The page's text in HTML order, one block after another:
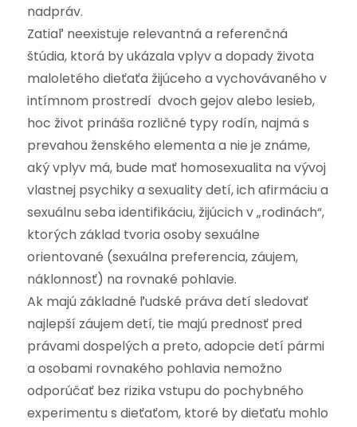
nadpráv.
Zatiaľ neexistuje relevantná a referenčná
štúdia, ktorá by ukázala vplyv a dopady života
maloletého dieťaťa žijúceho a vychovávaného v
intímnom prostredí dvoch gejov alebo lesieb,
hoc život prináša rozličné typy rodín, najmä s
prevahou ženského elementa a nie je známe,
aký vplyv má, bude mať homosexualita na vývoj
vlastnej psychiky a sexuality detí, ich afirmáciu a
sexuálnu seba identifikáciu, žijúcich v „rodinách“,
ktorých základ tvoria osoby sexuálne
orientované (sexuálna preferencia, záujem,
náklonnosť) na rovnaké pohlavie.
Ak majú základné ľudské práva detí sledovať
najlepší záujem detí, tie majú prednosť pred
právami dospelých a preto, adopcie detí pármi
a osobami rovnakého pohlavia nemožno
odporúčať bez rizika vstupu do pochybného
experimentu s dieťaťom, ktoré by dieťaťu mohlo